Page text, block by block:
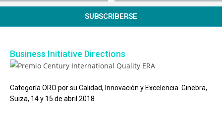
SUBSCRIBERSE
Business Initiative Directions
Categoría ORO por su Calidad, Innovación y Excelencia. Ginebra,
Suiza, 14 y 15 de abril 2018